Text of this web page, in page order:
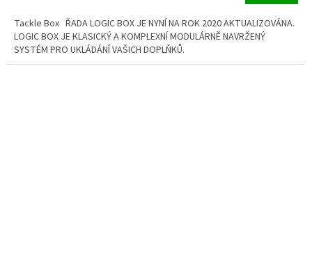
Tackle Box ŘADA LOGIC BOX JE NYNÍ NA ROK 2020 AKTUALIZOVÁNA.
LOGIC BOX JE KLASICKÝ A KOMPLEXNÍ MODULÁRNĚ NAVRŽENÝ
SYSTÉM PRO UKLÁDÁNÍ VAŠICH DOPLŇKŮ.